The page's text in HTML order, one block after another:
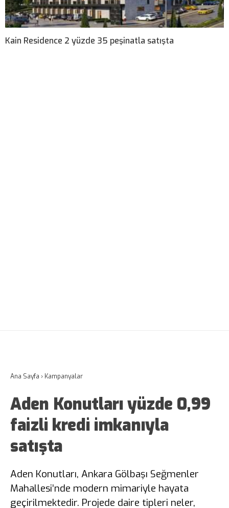
Kain Residence 2 yüzde 35 peşinatla satışta
Ana Sayfa › Kampanyalar
Aden Konutları yüzde 0,99
faizli kredi imkanıyla
satışta
Aden Konutları, Ankara Gölbaşı Seğmenler
Mahallesi’nde modern mimariyle hayata
geçirilmektedir. Projede daire tipleri neler,